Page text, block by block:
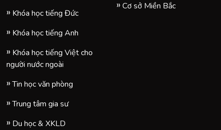
Khóa học tiếng Đức
Khóa học tiếng Anh
Khóa học tiếng Việt cho
người nước ngoài
Tin học văn phòng
Trung tâm gia sư
Du học & XKLD
Cơ sở Miền Bắc